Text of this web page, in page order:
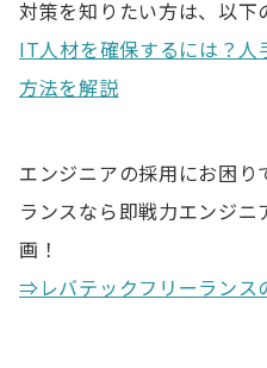
対策を知りたい方は、以下
IT人材を確保するには？人
方法を解説
エンジニアの採用にお困り
ランスなら即戦力エンジ
画！
⇒レバテックフリーランス